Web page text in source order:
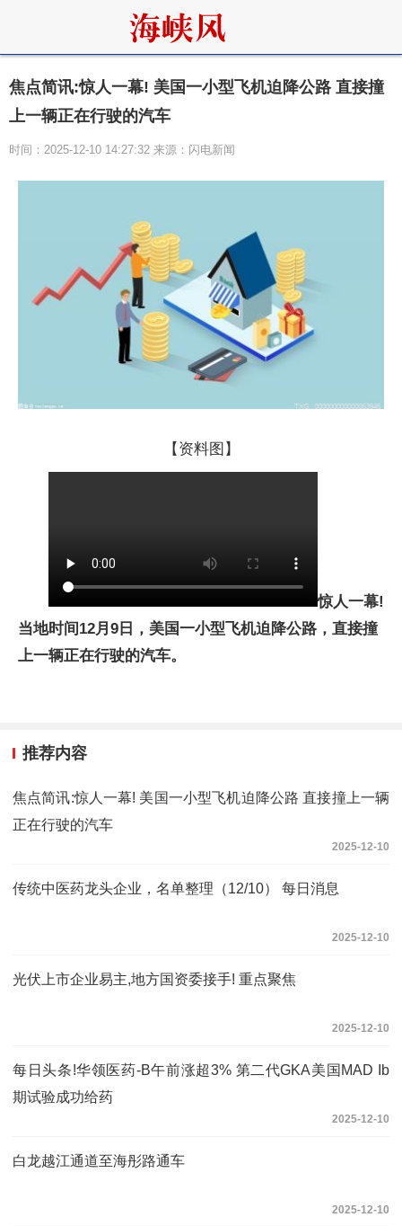
焦点简讯:惊人一幕! 美国一小型飞机迫降公路 直接撞
上一辆正在行驶的汽车
时间：2025-12-10 14:27:32 来源：闪电新闻
【资料图】
惊人一幕!
当地时间12月9日，美国一小型飞机迫降公路，直接撞
上一辆正在行驶的汽车。
推荐内容
焦点简讯:惊人一幕! 美国一小型飞机迫降公路 直接撞上一辆
正在行驶的汽车
2025-12-10
传统中医药龙头企业，名单整理（12/10） 每日消息
2025-12-10
光伏上市企业易主,地方国资委接手! 重点聚焦
2025-12-10
每日头条!华领医药-B午前涨超3% 第二代GKA美国MAD Ib
期试验成功给药
2025-12-10
白龙越江通道至海彤路通车
2025-12-10